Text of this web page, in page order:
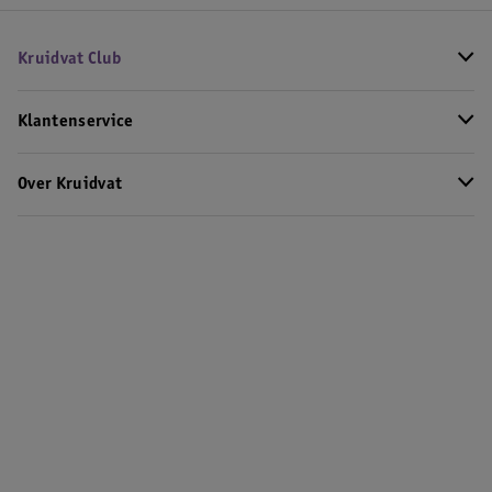
Kruidvat Club
Klantenservice
Over Kruidvat